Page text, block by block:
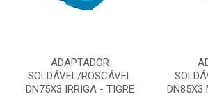
ADAPTADOR
SOLDÁVEL/ROSCÁVEL
DN75X3 IRRIGA - TIGRE
DN85X3